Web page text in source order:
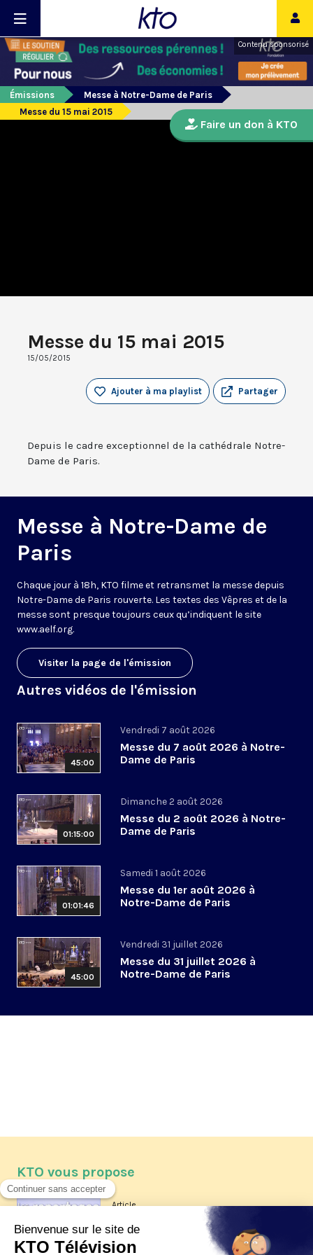
Contenu sponsorisé
Émissions
Messe à Notre-Dame de Paris
Messe du 15 mai 2015
Messe du 15 mai 2015
15/05/2015
Partager
Ajouter à ma playlist
Depuis le cadre exceptionnel de la cathédrale Notre-
Dame de Paris.
Messe à Notre-Dame de
Paris
Chaque jour à 18h, KTO filme et retransmet la messe depuis
Notre-Dame de Paris rouverte. Les textes des Vêpres et de la
messe sont presque toujours ceux qu’indiquent le site
www.aelf.org.
Visiter la page de l'émission
Autres vidéos de l'émission
45:00
Vendredi 7 août 2026
Messe du 7 août 2026 à Notre-
Dame de Paris
01:15:00
Dimanche 2 août 2026
Messe du 2 août 2026 à Notre-
Dame de Paris
01:01:46
Samedi 1 août 2026
Messe du 1er août 2026 à
Notre-Dame de Paris
45:00
Vendredi 31 juillet 2026
Messe du 31 juillet 2026 à
Notre-Dame de Paris
Faire un don à KTO
KTO vous propose
Article
Les reportages d'été 2026 de KTO